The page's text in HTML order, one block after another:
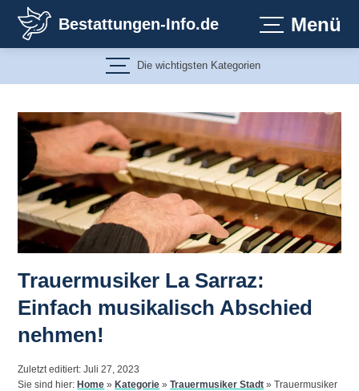
Inhalt
springen
Bestattungen-Info.de Menü
Die wichtigsten Kategorien
Trauermusiker La Sarraz:
Einfach musikalisch Abschied
nehmen!
Zuletzt editiert: Juli 27, 2023
Sie sind hier:Home »Kategorie »Trauermusiker Stadt »Trauermusiker